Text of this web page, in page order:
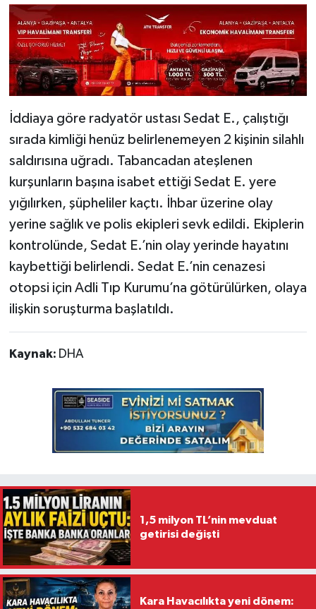
İddiaya göre radyatör ustası Sedat E., çalıştığı
sırada kimliği henüz belirlenemeyen 2 kişinin silahlı
saldırısına uğradı. Tabancadan ateşlenen
kurşunların başına isabet ettiği Sedat E. yere
yığılırken, şüpheliler kaçtı. İhbar üzerine olay
yerine sağlık ve polis ekipleri sevk edildi. Ekiplerin
kontrolünde, Sedat E.’nin olay yerinde hayatını
kaybettiği belirlendi. Sedat E.’nin cenazesi
otopsi için Adli Tıp Kurumu’na götürülürken, olaya
ilişkin soruşturma başlatıldı.
Kaynak: DHA
1,5 milyon TL’nin mevduat
getirisi değişti
Kara Havacılıkta yeni dönem: